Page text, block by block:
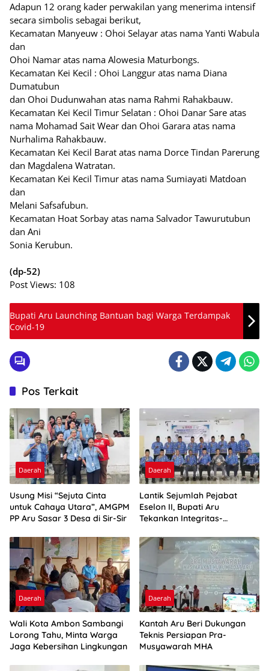
Adapun 12 orang kader perwakilan yang menerima intensif
secara simbolis sebagai berikut,
Kecamatan Manyeuw : Ohoi Selayar atas nama Yanti Wabula
dan
Ohoi Namar atas nama Alowesia Maturbongs.
Kecamatan Kei Kecil : Ohoi Langgur atas nama Diana
Dumatubun
dan Ohoi Dudunwahan atas nama Rahmi Rahakbauw.
Kecamatan Kei Kecil Timur Selatan : Ohoi Danar Sare atas
nama Mohamad Sait Wear dan Ohoi Garara atas nama
Nurhalima Rahakbauw.
Kecamatan Kei Kecil Barat atas nama Dorce Tindan Parerung
dan Magdalena Watratan.
Kecamatan Kei Kecil Timur atas nama Sumiayati Matdoan
dan
Melani Safsafubun.
Kecamatan Hoat Sorbay atas nama Salvador Tawurutubun
dan Ani
Sonia Kerubun.
(dp-52)
Post Views: 108
Bupati Aru Launching Bantuan bagi Warga Terdampak
Covid-19
Pos Terkait
Daerah
Usung Misi “Sejuta Cinta
untuk Cahaya Utara”, AMGPM
PP Aru Sasar 3 Desa di Sir-Sir
Daerah
Lantik Sejumlah Pejabat
Eselon II, Bupati Aru
Tekankan Integritas-
Daerah
Wali Kota Ambon Sambangi
Lorong Tahu, Minta Warga
Jaga Kebersihan Lingkungan
Daerah
Kantah Aru Beri Dukungan
Teknis Persiapan Pra-
Musyawarah MHA